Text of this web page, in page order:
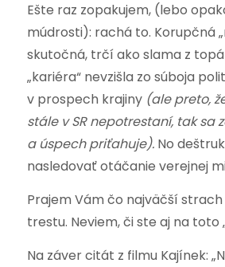
Ešte raz zopakujem, (lebo
múdrosti): rachá to. Korupčná
skutočná, trčí ako slama z
„kariéra“ nevzišla zo súboja
v prospech krajiny (ale preto,
stále v SR nepotrestaní, tak sa
a úspech priťahuje). No
nasledovať otáčanie verejnej
Prajem Vám čo najväčší
trestu. Neviem, či ste aj na toto
Na záver citát z filmu Kajínek: